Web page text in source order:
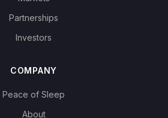
Partnerships
Investors
COMPANY
Peace of Sleep
About